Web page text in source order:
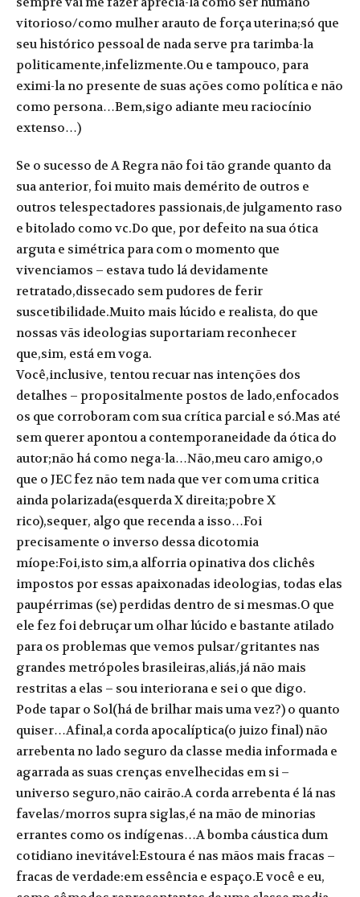
vitorioso/como mulher arauto de força uterina;só que
seu histórico pessoal de nada serve pra tarimba-la
politicamente,infelizmente.Ou e tampouco, para
eximi-la no presente de suas ações como política e não
como persona…Bem,sigo adiante meu raciocínio
extenso…)
Se o sucesso de A Regra não foi tão grande quanto da
sua anterior, foi muito mais demérito de outros e
outros telespectadores passionais,de julgamento raso
e bitolado como vc.Do que, por defeito na sua ótica
arguta e simétrica para com o momento que
vivenciamos – estava tudo lá devidamente
retratado,dissecado sem pudores de ferir
suscetibilidade.Muito mais lúcido e realista, do que
nossas vãs ideologias suportariam reconhecer
que,sim, está em voga.
Você,inclusive, tentou recuar nas intenções dos
detalhes – propositalmente postos de lado,enfocados
os que corroboram com sua crítica parcial e só.Mas até
sem querer apontou a contemporaneidade da ótica do
autor;não há como nega-la…Não,meu caro amigo,o
que o JEC fez não tem nada que ver com uma critica
ainda polarizada(esquerda X direita;pobre X
rico),sequer, algo que recenda a isso…Foi
precisamente o inverso dessa dicotomia
míope:Foi,isto sim,a alforria opinativa dos clichês
impostos por essas apaixonadas ideologias, todas elas
paupérrimas (se) perdidas dentro de si mesmas.O que
ele fez foi debruçar um olhar lúcido e bastante atilado
para os problemas que vemos pulsar/gritantes nas
grandes metrópoles brasileiras,aliás,já não mais
restritas a elas – sou interiorana e sei o que digo.
Pode tapar o Sol(há de brilhar mais uma vez?) o quanto
quiser…Afinal,a corda apocalíptica(o juizo final) não
arrebenta no lado seguro da classe media informada e
agarrada as suas crenças envelhecidas em si –
universo seguro,não cairão.A corda arrebenta é lá nas
favelas/morros supra siglas,é na mão de minorias
errantes como os indígenas…A bomba cáustica dum
cotidiano inevitável:Estoura é nas mãos mais fracas –
fracas de verdade:em essência e espaço.E você e eu,